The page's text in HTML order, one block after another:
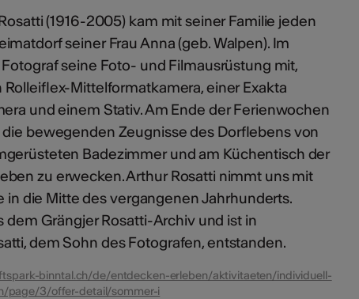
(1916-2005) kam mit seiner Familie jeden
seiner Frau Anna (geb. Walpen). Im
seine Foto- und Filmausrüstung mit,
Mittelformatkamera, einer Exakta
und einem Stativ. Am Ende der Ferienwochen
bewegenden Zeugnisse des Dorflebens von
Badezimmer und am Küchentisch der
zu erwecken. Arthur Rosatti nimmt uns mit
in die Mitte des vergangenen Jahrhunderts.
dem Grängjer Rosatti-Archiv und ist in
dem Sohn des Fotografen, entstanden.
binntal.ch/de/entdecken-erleben/aktivitaeten/individuell-
page/3/offer-detail/sommer-i